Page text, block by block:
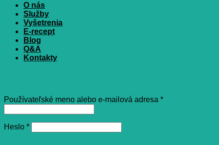
O nás
Služby
Vyšetrenia
E-recept
Blog
Q&A
Kontakty
Používateľské meno alebo e-mailová adresa *Povinné
Heslo *Povinné